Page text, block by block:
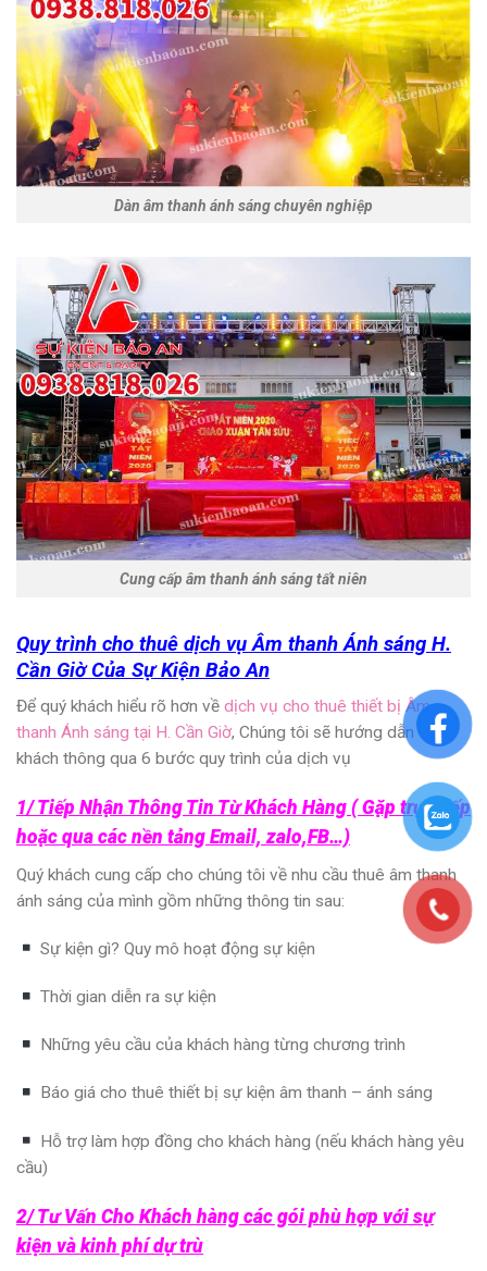
Dàn âm thanh ánh sáng chuyên nghiệp
Cung cấp âm thanh ánh sáng tất niên
Quy trình cho thuê dịch vụ Âm thanh Ánh sáng H.
Cần Giờ Của Sự Kiện Bảo An
Để quý khách hiểu rõ hơn về dịch vụ cho thuê thiết bị Âm
thanh Ánh sáng tại H. Cần Giờ, Chúng tôi sẽ hướng dẫn quý
khách thông qua 6 bước quy trình của dịch vụ
1/ Tiếp Nhận Thông Tin Từ Khách Hàng ( Gặp trực tiếp
hoặc qua các nền tảng Email, zalo,FB…)
Quý khách cung cấp cho chúng tôi về nhu cầu thuê âm thanh
ánh sáng của mình gồm những thông tin sau:
Sự kiện gì? Quy mô hoạt động sự kiện
Thời gian diễn ra sự kiện
Những yêu cầu của khách hàng từng chương trình
Báo giá cho thuê thiết bị sự kiện âm thanh – ánh sáng
Hỗ trợ làm hợp đồng cho khách hàng (nếu khách hàng yêu
cầu)
2/ Tư Vấn Cho Khách hàng các gói phù hợp với sự
kiện và kinh phí dự trù